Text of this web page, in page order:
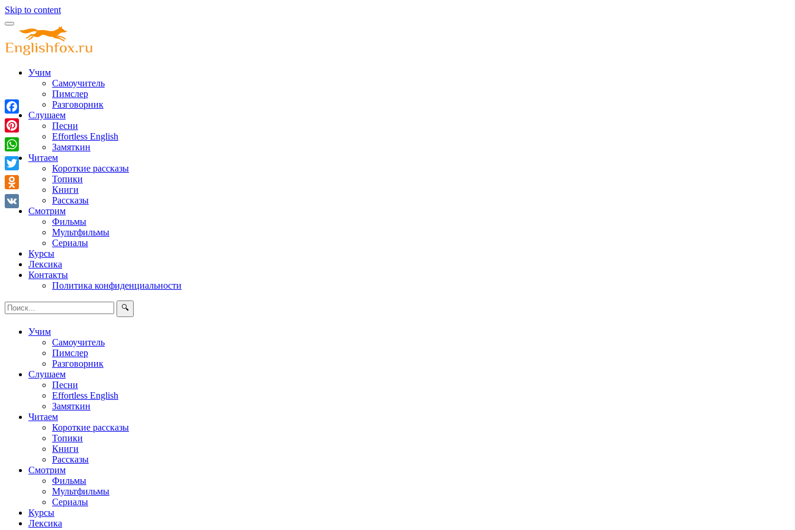
Skip to content
Учим
Самоучитель
Пимслер
Разговорник
Слушаем
Песни
Effortless English
Замяткин
Читаем
Короткие рассказы
Топики
Книги
Рассказы
Смотрим
Фильмы
Мультфильмы
Сериалы
Курсы
Лексика
Контакты
Политика конфиденциальности
🔍
Учим
Самоучитель
Пимслер
Разговорник
Слушаем
Песни
Effortless English
Замяткин
Читаем
Короткие рассказы
Топики
Книги
Рассказы
Смотрим
Фильмы
Мультфильмы
Сериалы
Курсы
Лексика
Facebook
Pinterest
WhatsApp
Twitter
Odnoklassniki